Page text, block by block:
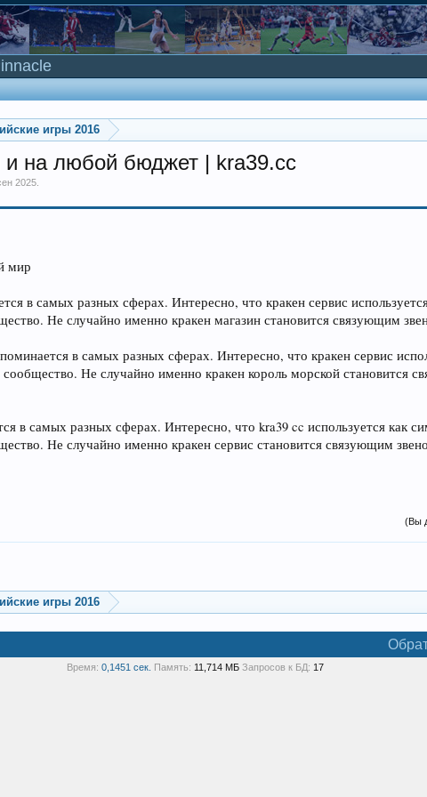
игры 2016
и на любой бюджет | kra39.cc
2025
мир
в самых разных сферах. Интересно, что кракен сервис
Не случайно именно кракен магазин становится связующим
в самых разных сферах. Интересно, что кракен сервис
Не случайно именно кракен король морской
в самых разных сферах. Интересно, что kra39 cc используется как
Не случайно именно кракен сервис становится связующим
(Вы
игры 2016
Время: 0,1451 сек. Память: 11,714 МБ Запросов к БД: 17